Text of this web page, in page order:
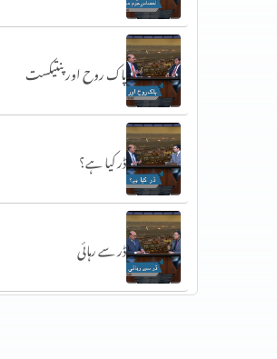
پاک روح اور پنتیکست
ڈر کیا ہے؟
ڈر سے رہائی